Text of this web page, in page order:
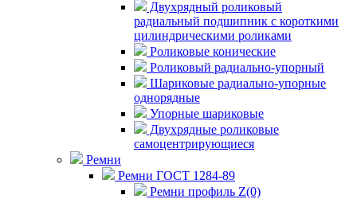
Двухрядный роликовый
радиальный подшипник с короткими
цилиндрическими роликами
Роликовые конические
Роликовый радиально-упорный
Шариковые радиально-упорные
однорядные
Упорные шариковые
Двухрядные роликовые
самоцентрирующиеся
Ремни
Ремни ГОСТ 1284-89
Ремни профиль Z(0)